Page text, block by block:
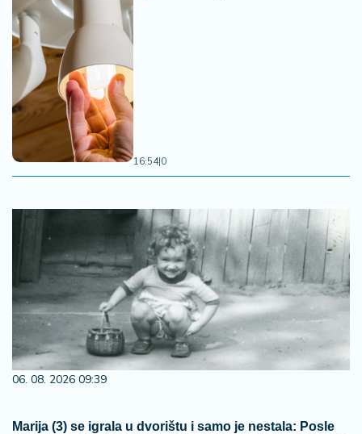
16:54|0
06. 08. 2026 09:39
Marija (3) se igrala u dvorištu i samo je nestala: Posle